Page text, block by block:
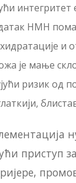
интегритет
НМН
и
је мање
ризик од
приступ